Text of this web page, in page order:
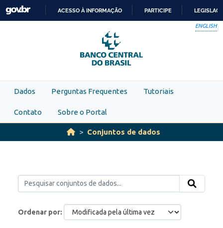
Skip to main content
PARA
O
CONTEÚDO
ACESSO À INFORMAÇÃO PARTICIPE
ENGLISH
Dados Perguntas Frequentes Tutoriais
Contato Sobre o Portal
Conjuntos de dados
Ordenar por